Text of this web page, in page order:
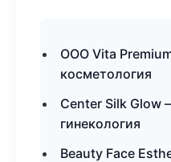
ООО Vita
косметология
Center Silk Glow
гинекология
Beauty Face